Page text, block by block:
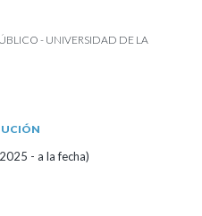
- UNIVERSIDAD DE LA
- a la fecha)